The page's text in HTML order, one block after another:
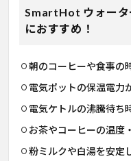
SmartHot ウォータ
におすすめ！
朝のコーヒーや食事の
電気ポットの保温電力
電気ケトルの沸騰待ち
お茶やコーヒーの温度
粉ミルクや白湯を安定